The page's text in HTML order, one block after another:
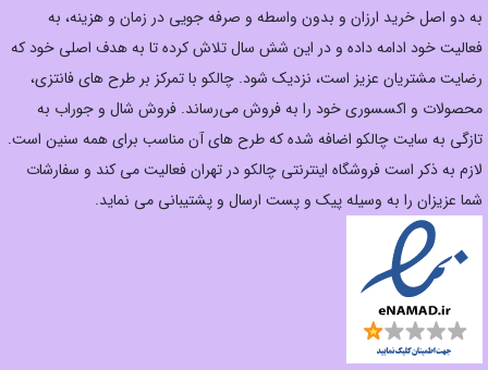
به دو اصل خرید ارزان‌ و بدون واسطه و صرفه جویی در زمان و هزینه، به
فعالیت خود ادامه داده و در این شش سال تلاش کرده تا به هدف اصلی خود که
رضایت مشتریان عزیز است، نزدیک شود. چالکو با تمرکز بر طرح های فانتزی،
محصولات و اکسسوری خود را به فروش می‌رساند. فروش شال و جوراب به
تازگی به سایت چالکو اضافه شده که طرح های آن مناسب برای همه سنین است.
لازم به ذکر است فروشگاه اینترنتی چالکو در تهران فعالیت می کند و سفارشات
شما عزیزان را به وسیله پیک و پست ارسال و پشتیبانی می نماید.